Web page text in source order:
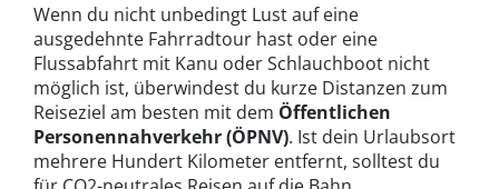
Wenn du nicht unbedingt Lust auf eine
ausgedehnte Fahrradtour hast oder eine
Flussabfahrt mit Kanu oder Schlauchboot nicht
möglich ist, überwindest du kurze Distanzen zum
Reiseziel am besten mit dem Öffentlichen
Personennahverkehr (ÖPNV). Ist dein Urlaubsort
mehrere Hundert Kilometer entfernt, solltest du